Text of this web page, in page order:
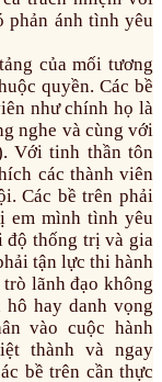
phản ánh tình yêu
của mối tương
quyền. Các bề
như chính họ là
nghe và cùng với
Với tinh thần tôn
các thành viên
Các bề trên phải
em mình tình yêu
độ thống trị và gia
tận lực thi hành
lãnh đạo không
hay danh vọng
vào cuộc hành
thành và ngay
bề trên cần thực